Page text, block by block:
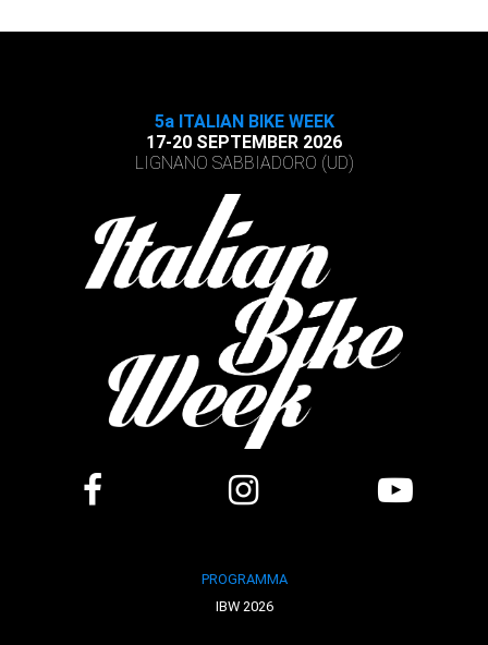
5a ITALIAN BIKE WEEK
17-20 SEPTEMBER 2026
LIGNANO SABBIADORO (UD)
PROGRAMMA
IBW 2026